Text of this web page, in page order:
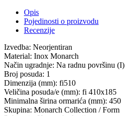
Opis
Pojedinosti o proizvodu
Recenzije
Izvedba: Neorjentiran
Material: Inox Monarch
Način ugradnje: Na radnu površinu (I)
Broj posuda: 1
Dimenzija (mm): fi510
Veličina posuda/e (mm): fi 410x185
Minimalna širina ormarića (mm): 450
Skupina: Monarch Collection / Form